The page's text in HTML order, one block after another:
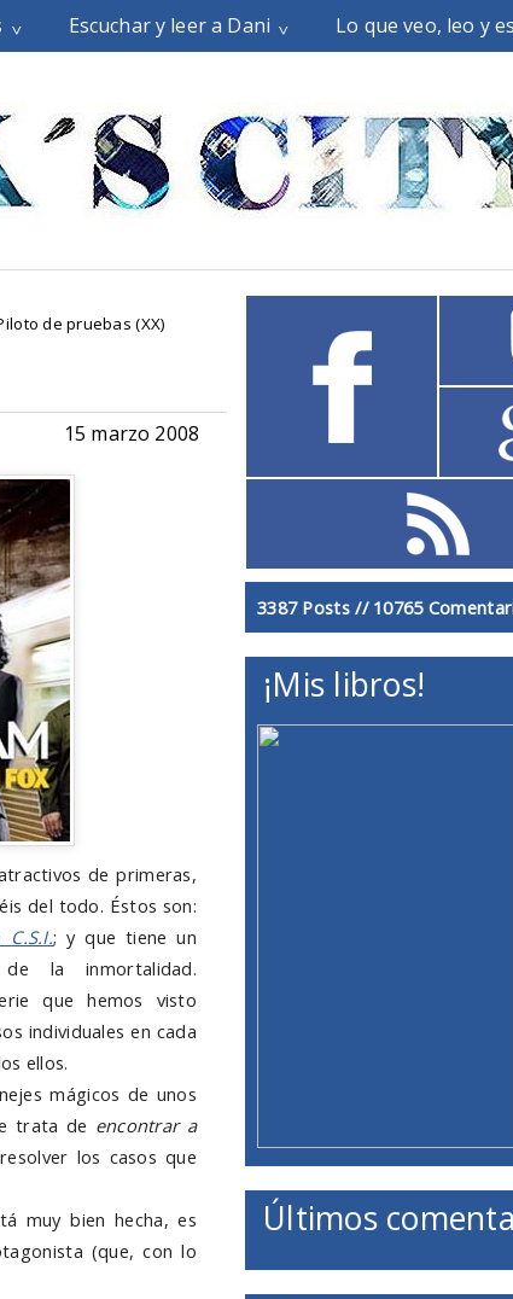
Escuchar y leer a Dani Lo que veo, leo y
de pruebas (XX)
15 marzo 2008
de primeras,
del todo. Éstos son:
C.S.I.; y que tiene un
la inmortalidad.
que hemos visto
individuales en cada
ellos.
mágicos de unos
trata de encontrar a
los casos que
muy bien hecha, es
(que, con lo
3387 Posts // 10765
¡Mis libros!
Últimos